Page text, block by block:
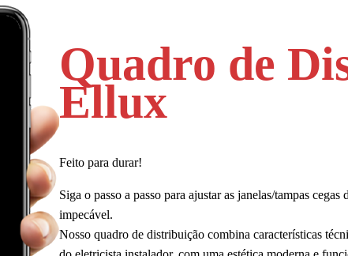
Quadro de
Ellux
Feito para durar!
Siga o passo a passo para ajustar as janelas/tampas
impecável.
Nosso quadro de distribuição combina características